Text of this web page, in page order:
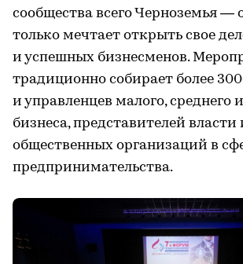
сообщества всего Черноземья —
только мечтает открыть свое
и успешных бизнесменов.
традиционно собирает более
и управленцев малого, среднего
бизнеса, представителей власти
общественных организаций в
предпринимательства.